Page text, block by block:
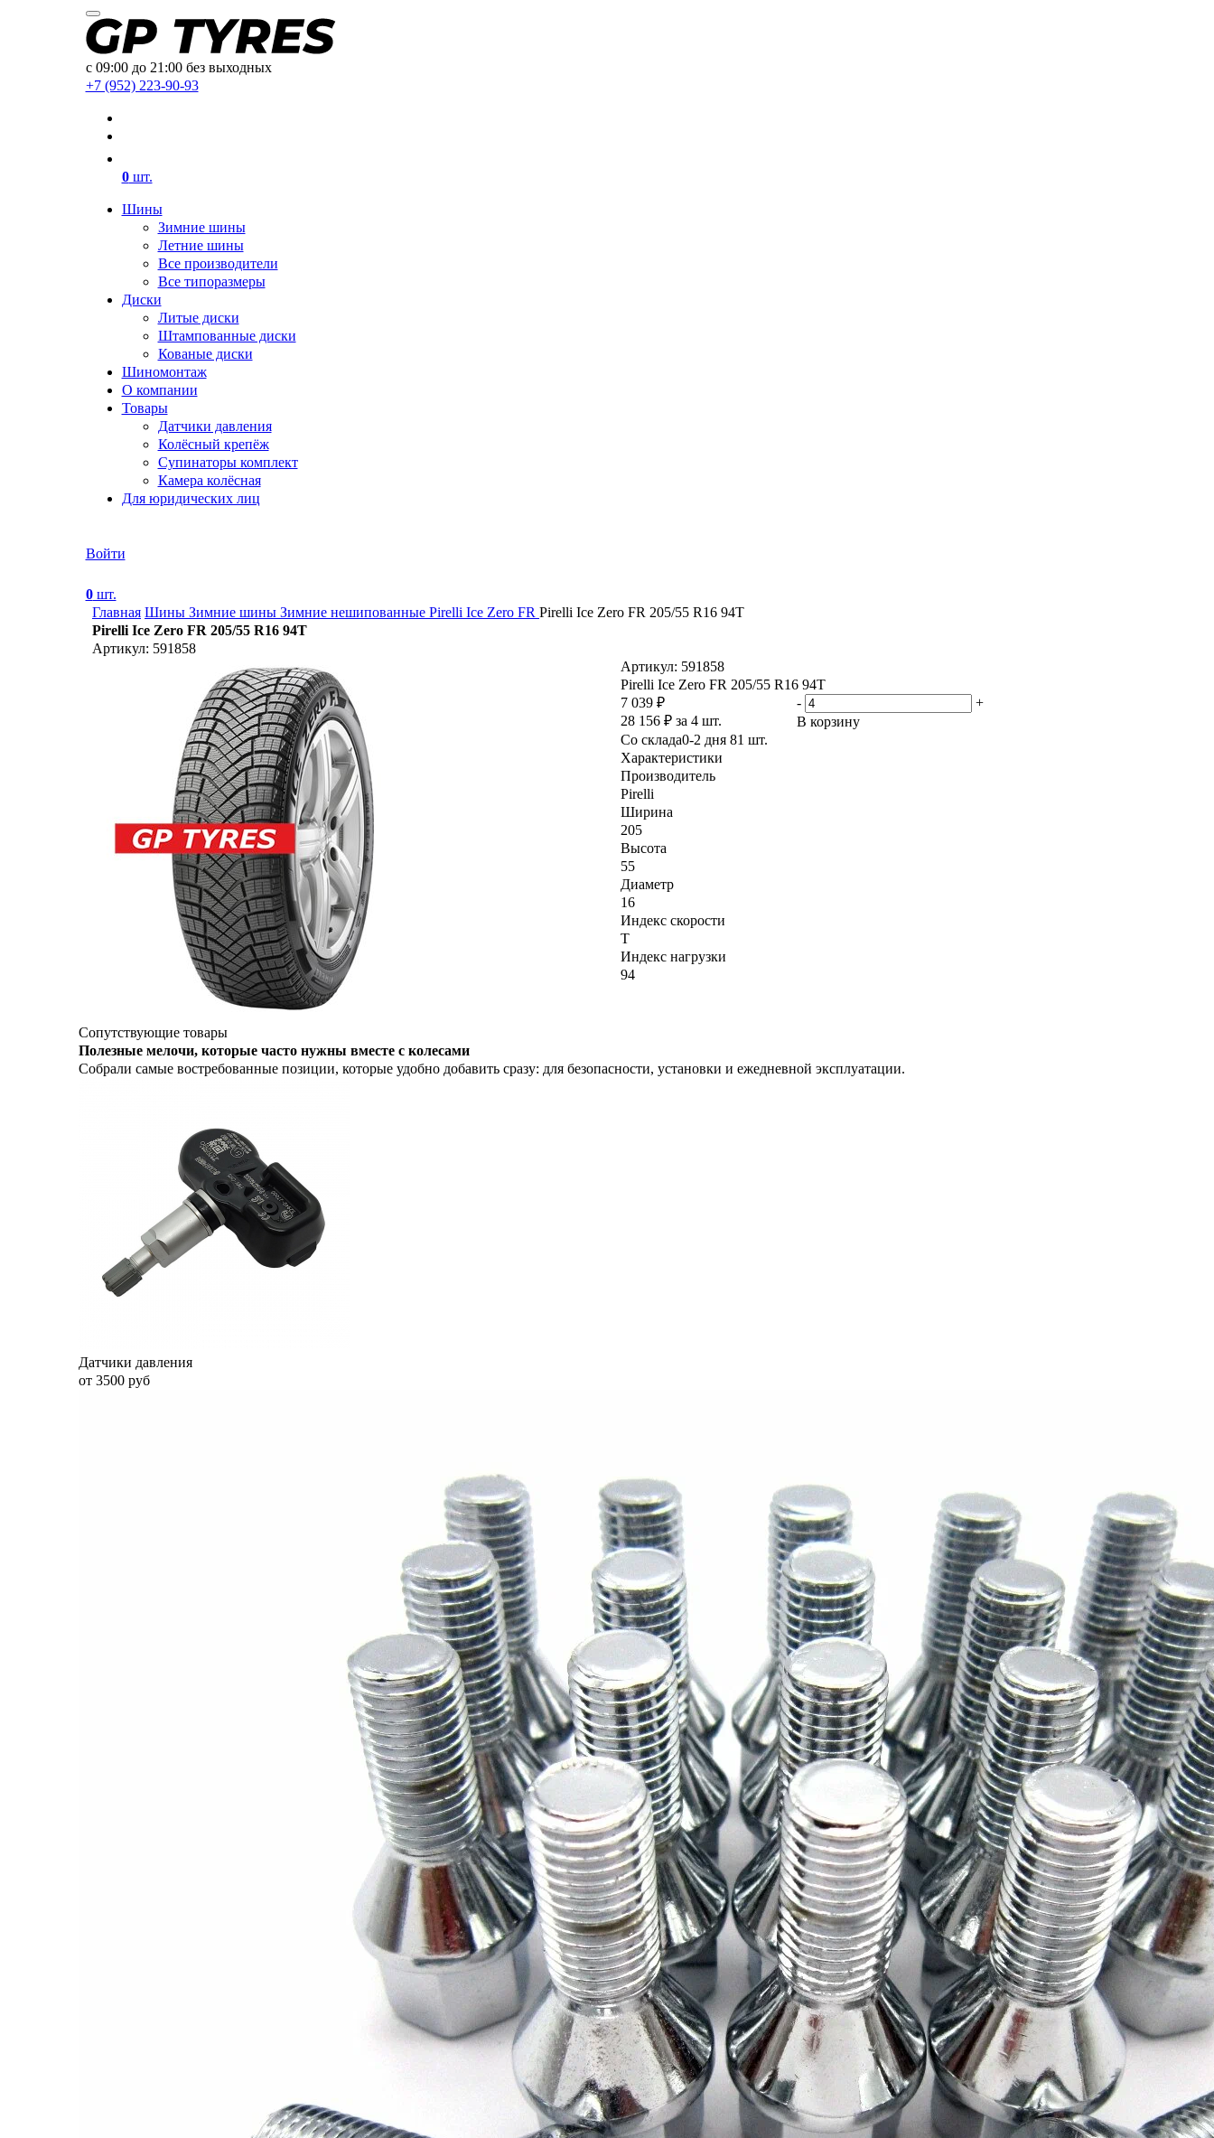
с 09:00 до 21:00 без выходных
+7 (952) 223-90-93
0шт.
Шины
Зимние шины
Летние шины
Все производители
Все типоразмеры
Диски
Литые диски
Штампованные диски
Кованые диски
Шиномонтаж
О компании
Товары
Датчики давления
Колёсный крепёж
Супинаторы комплект
Камера колёсная
Для юридических лиц
Войти
0шт.
Главная Шины Зимние шины Зимние нешипованные Pirelli Ice Zero FR Pirelli Ice Zero FR 205/55 R16 94T
Pirelli Ice Zero FR 205/55 R16 94T
Артикул: 591858
Артикул: 591858
Pirelli Ice Zero FR 205/55 R16 94T
7 039 ₽
28 156 ₽ за 4 шт.
-
+
В корзину
Со склада0-2 дня 81 шт.
Характеристики
Производитель
Pirelli
Ширина
205
Высота
55
Диаметр
16
Индекс скорости
T
Индекс нагрузки
94
Сопутствующие товары
Полезные мелочи, которые часто нужны вместе с колесами
Собрали самые востребованные позиции, которые удобно добавить сразу: для безопасности, установки и ежедневной эксплуатации.
Датчики давления
от 3500 руб